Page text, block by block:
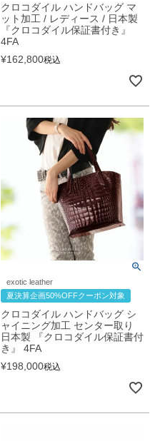
クロコダイル ハンドバッグ マ
ット加工 / レディース / 日本製
『クロコダイル保証書付き』
4FA
¥162,800税込
exotic leather
夏決算企画50%OFFクーポン対象
クロコダイル ハンドバッグ シ
ャイニング加工 センター取り
日本製 『クロコダイル保証書付
き』 4FA
¥198,000税込